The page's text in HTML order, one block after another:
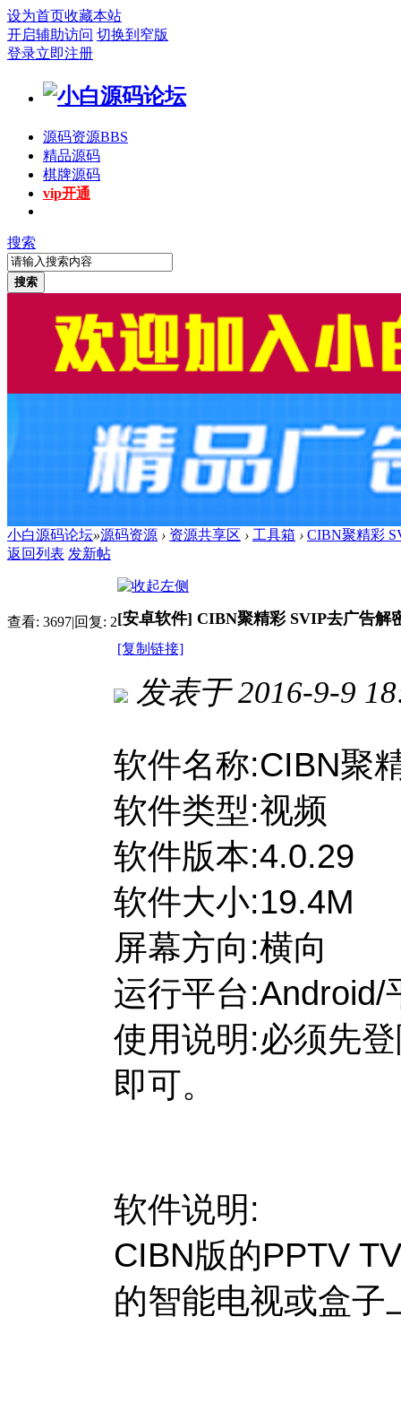
设为首页收藏本站
开启辅助访问 切换到窄版
登录立即注册
源码资源BBS
精品源码
棋牌源码
vip开通
搜索
搜索
小白源码论坛»源码资源 › 资源共享区 › 工具箱 › CIBN聚精彩
返回列表 发新帖
查看: 3697 回复: 2[安卓软件] CIBN聚精彩 SVIP去广告解
[复制链接]
发表于 2016-9-9
软件名称:CIBN聚
软件类型:视频
软件版本:4.0.29
软件大小:19.4M
屏幕方向:横向
运行平台:Android/
使用说明:必须先
即可。
软件说明:
CIBN版的PPTV
的智能电视或盒子